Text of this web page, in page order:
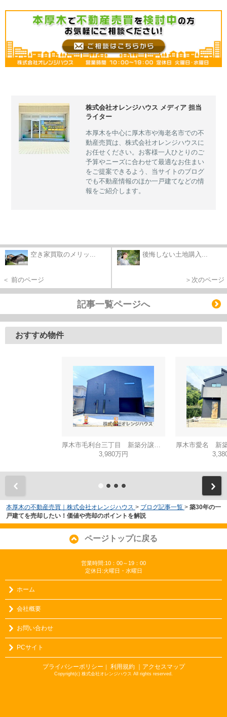
株式会社オレンジハウス メディア 担当
ライター
本厚木を中心に厚木市や海老名市での不
動産売買は、株式会社オレンジハウスに
お任せください。お客様一人ひとりのご
予算やニーズに合わせて最適なお住まい
をご提案できるよう、当サイトのブログ
でも不動産情報のほか一戸建てなどの情
報をご紹介します。
空き家買取のメリッ...
＜ 前のページ
後悔しない土地購入...
＞次のページ
記事一覧ページへ
おすすめ物件
厚木市毛利台三丁目 新築分譲住宅 全1棟
3,980万円
厚木市愛名 新
本厚木の不動産売買｜株式会社オレンジハウス > ブログ記事一覧 > 築30年の一
戸建てを売却したい！価値や売却のポイントを解説
ページトップに戻る
営業時間:10：00～19：00
定休日:火曜日・水曜日
ホーム
会社概要
お問い合わせ
PCサイト
プライバシーポリシー 利用規約 ｜アクセスマップ
Copyright(c) 株式会社オレンジハウス All rights reserved.